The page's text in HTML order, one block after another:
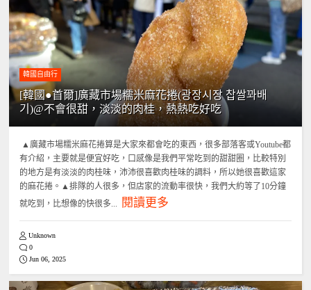
韓國自由行
[韓國●首爾]廣藏市場糯米麻花捲(광장시장 찹쌀꽈배
기)@不會很甜，淡淡的肉桂，熱熱吃好吃
▲廣藏市場糯米麻花捲算是大家來都會吃的東西，很多部落客或Youtube都
有介紹，主要就是便宜好吃，口感像是我們平常吃到的甜甜圈，比較特別
的地方是有淡淡的肉桂味，沛沛很喜歡肉桂味的調料，所以她很喜歡這家
的麻花捲。▲排隊的人很多，但店家的流動率很快，我們大約等了10分鐘
就吃到，比想像的快很多...
閱讀更多
Unknown
0
Jun 06, 2025